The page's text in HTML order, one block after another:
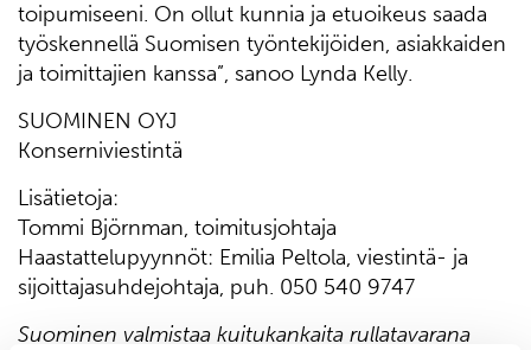
toipumiseeni. On ollut kunnia ja etuoikeus saada
työskennellä Suomisen työntekijöiden, asiakkaiden
ja toimittajien kanssa”, sanoo Lynda Kelly.
SUOMINEN OYJ
Konserniviestintä
Lisätietoja:
Tommi Björnman, toimitusjohtaja
Haastattelupyynnöt: Emilia Peltola, viestintä- ja
sijoittajasuhdejohtaja, puh. 050 540 9747
Suominen valmistaa kuitukankaita rullatavarana